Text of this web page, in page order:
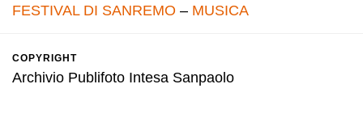
FESTIVAL DI SANREMO – MUSICA
COPYRIGHT
Archivio Publifoto Intesa Sanpaolo